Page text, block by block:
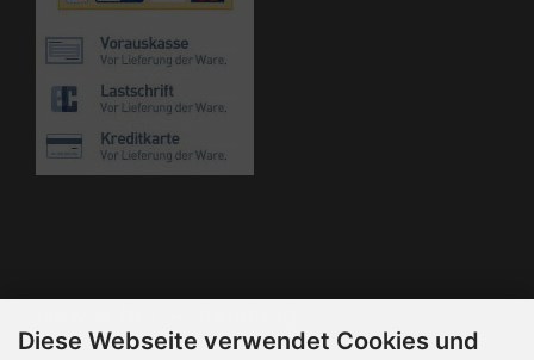
Diese Webseite verwendet Cookies und